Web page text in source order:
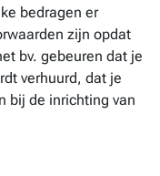
bedragen er
zijn opdat
bv. gebeuren dat je
verhuurd, dat je
bij de inrichting van